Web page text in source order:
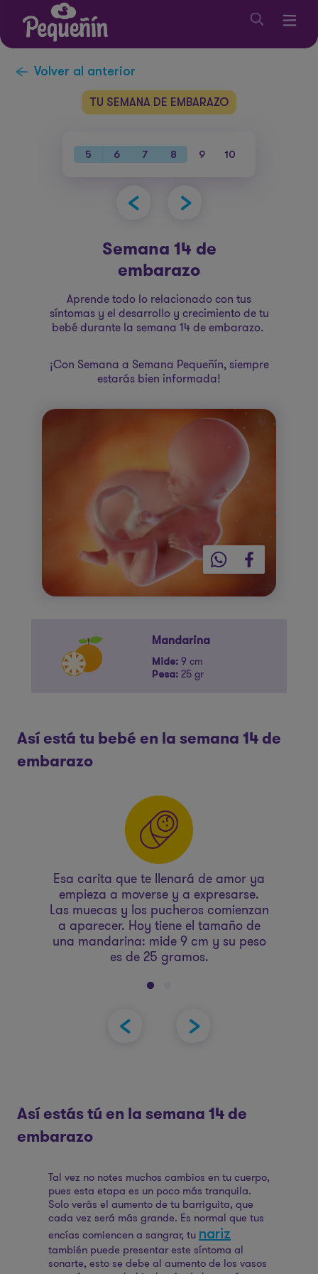
Volver al anterior
TU SEMANA DE EMBARAZO
5 6 7 8 9 10
Semana 14 de
embarazo
Aprende todo lo relacionado con tus
síntomas y el desarrollo y crecimiento de tu
bebé durante la semana 14 de embarazo.
¡Con Semana a Semana Pequeñín, siempre
estarás bien informada!
Mandarina
Mide: 9 cm
Pesa: 25 gr
Así está tu bebé en la semana 14 de
embarazo
Esa carita que te llenará de amor ya
empieza a moverse y a expresarse.
Las muecas y los pucheros comienzan
a aparecer. Hoy tiene el tamaño de
una mandarina: mide 9 cm y su peso
es de 25 gramos.
Así estás tú en la semana 14 de
embarazo
Tal vez no notes muchos cambios en tu cuerpo,
pues esta etapa es un poco más tranquila.
Solo verás el aumento de tu barriguita, que
cada vez será más grande. Es normal que tus
encías comiencen a sangrar, tu nariz
también puede presentar este síntoma al
sonarte, esto se debe al aumento de los vasos